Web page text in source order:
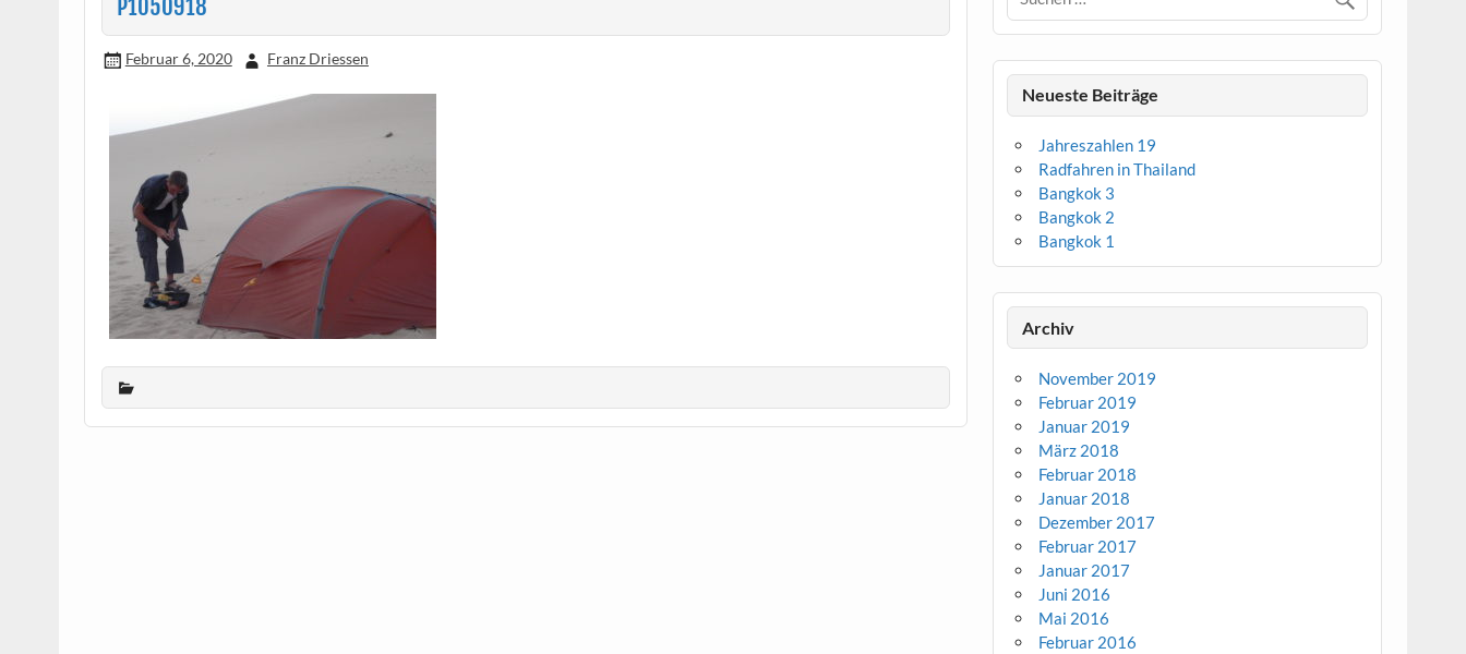
P1050918
Februar 6, 2020 Franz Driessen
Neueste Beiträge
Jahreszahlen 19
Radfahren in Thailand
Bangkok 3
Bangkok 2
Bangkok 1
Archiv
November 2019
Februar 2019
Januar 2019
März 2018
Februar 2018
Januar 2018
Dezember 2017
Februar 2017
Januar 2017
Juni 2016
Mai 2016
Februar 2016